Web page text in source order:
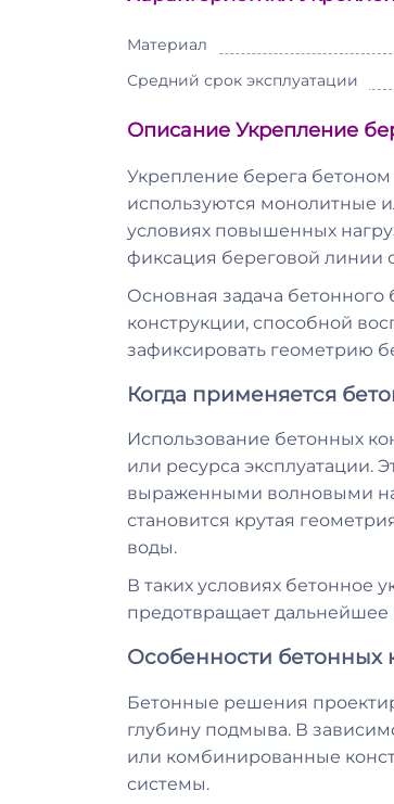
Материал
Средний срок эксплуатации
Описание Укрепление
Укрепление берега
используются монолитные
условиях повышенных
фиксация береговой линии
Основная задача
конструкции, способной
зафиксировать геометрию
Когда применяется
Использование бетонных
или ресурса эксплуатации.
выраженными волновыми
становится крутая
воды.
В таких условиях бетонное
предотвращает дальнейшее
Особенности бетонных
Бетонные решения
глубину подмыва. В
или комбинированные
системы.